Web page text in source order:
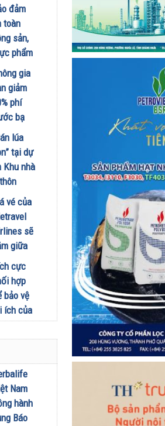
2021
01/2021
đảm
toàn
sản,
phẩm
cuối
Kiểm
ngay
01/2021
gia
giảm
phí
bạ
ôtô
12/2020
lúa
tại dự
Khu nhà
Yên –
Ninh
2020
vé của
sẽ
giữa
và
2020
cực
hợp
bảo vệ
ích của
xe Việt
xuất
Kỳ
2020
Nam
hành
Báo